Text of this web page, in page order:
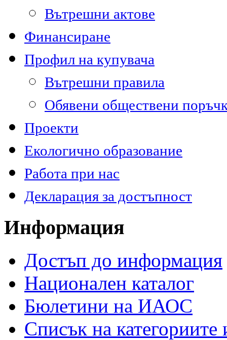
Вътрешни актове
Финансиране
Профил на купувача
Вътрешни правила
Обявени обществени
Проекти
Екологично образование
Работа при нас
Декларация за достъпност
Информация
Достъп до информация
Национален каталог
Бюлетини на ИАОС
Списък на